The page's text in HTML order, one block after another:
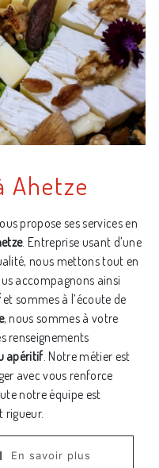
Ahetze
propose ses services en
. Entreprise usant d’une
nous mettons tout en
accompagnons ainsi
et sommes à l’écoute de
, nous sommes à votre
renseignements
apéritif. Notre métier est
avec vous renforce
notre équipe est
rigueur.
En savoir plus